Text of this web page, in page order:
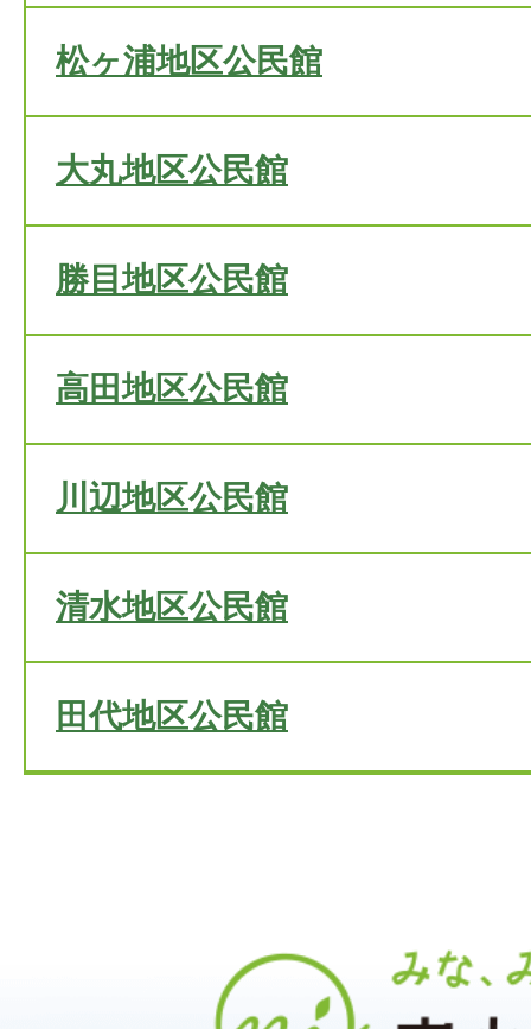
松ヶ浦地区公民館
大丸地区公民館
勝目地区公民館
高田地区公民館
川辺地区公民館
清水地区公民館
田代地区公民館